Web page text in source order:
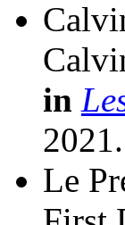
in
2021.
Le